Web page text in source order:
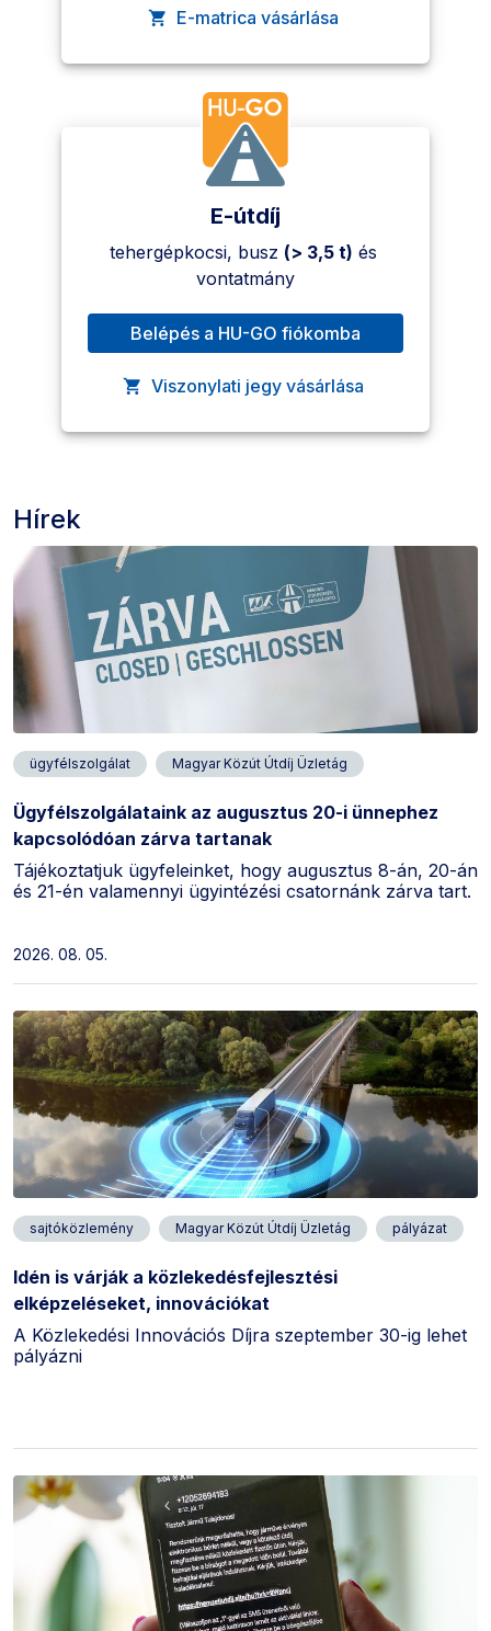
E-matrica vásárlása
, A link új oldalon nyílik meg.
E-útdíj
tehergépkocsi, busz (> 3,5 t) és
vontatmány
Belépés a HU-GO fiókomba, A link új oldalon nyílik meg.
Viszonylati jegy vásárlása
, A link új oldalon nyílik meg.
Hírek
Ügyfélszolgálataink az augusztus 20-i ünnephez
kapcsolódóan zárva tartanak
Tájékoztatjuk ügyfeleinket, hogy augusztus 8-án, 20-án
és 21-én valamennyi ügyintézési csatornánk zárva tart.
2026. 08. 05.
ügyfélszolgálat Magyar Közút Útdíj Üzletág
Idén is várják a közlekedésfejlesztési
elképzeléseket, innovációkat
A Közlekedési Innovációs Díjra szeptember 30-ig lehet
pályázni
sajtóközlemény Magyar Közút Útdíj Üzletág pályázat